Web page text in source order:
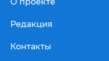
Редакция
Контакты